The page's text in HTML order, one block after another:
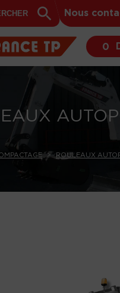
Search
Button
Nous
0
ROULEAUX